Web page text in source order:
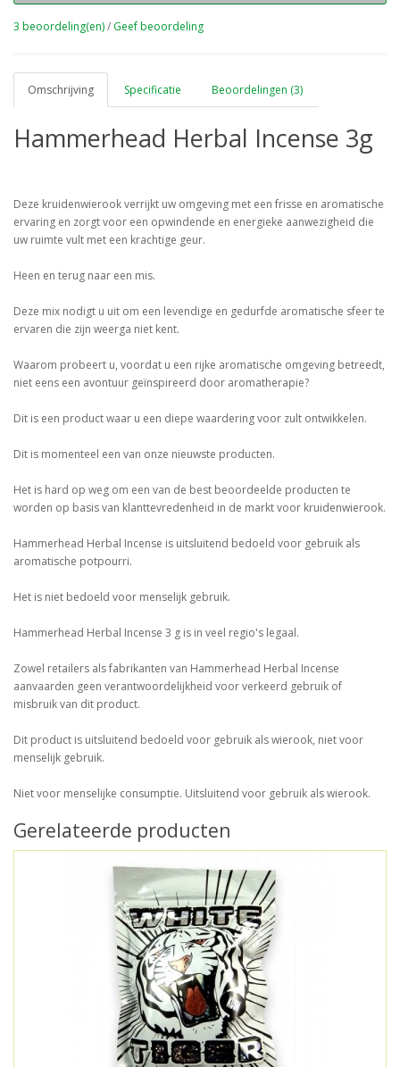
3 beoordeling(en)/ Geef beoordeling
Omschrijving Specificatie Beoordelingen (3)
Hammerhead Herbal Incense 3g
Deze kruidenwierook verrijkt uw omgeving met een frisse en aromatische
ervaring en zorgt voor een opwindende en energieke aanwezigheid die
uw ruimte vult met een krachtige geur.
Heen en terug naar een mis.
Deze mix nodigt u uit om een levendige en gedurfde aromatische sfeer te
ervaren die zijn weerga niet kent.
Waarom probeert u, voordat u een rijke aromatische omgeving betreedt,
niet eens een avontuur geïnspireerd door aromatherapie?
Dit is een product waar u een diepe waardering voor zult ontwikkelen.
Dit is momenteel een van onze nieuwste producten.
Het is hard op weg om een van de best beoordeelde producten te
worden op basis van klanttevredenheid in de markt voor kruidenwierook.
Hammerhead Herbal Incense is uitsluitend bedoeld voor gebruik als
aromatische potpourri.
Het is niet bedoeld voor menselijk gebruik.
Hammerhead Herbal Incense 3 g is in veel regio's legaal.
Zowel retailers als fabrikanten van Hammerhead Herbal Incense
aanvaarden geen verantwoordelijkheid voor verkeerd gebruik of
misbruik van dit product.
Dit product is uitsluitend bedoeld voor gebruik als wierook, niet voor
menselijk gebruik.
Niet voor menselijke consumptie. Uitsluitend voor gebruik als wierook.
Gerelateerde producten